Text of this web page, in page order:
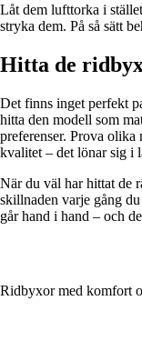
Låt dem lufttorka i
stryka dem. På så sätt
Hitta de
Det finns inget perfekt
hitta den modell som
preferenser. Prova olika
kvalitet – det lönar sig i
När du väl har hittat de
skillnaden varje gång
går hand i hand – och
Ridbyxor med komfort